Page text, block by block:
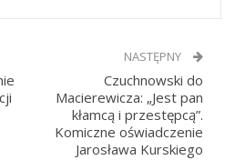
NASTĘPNY
Czuchnowski do
Macierewicza: „Jest pan
kłamcą i przestępcą”.
Komiczne oświadczenie
Jarosława Kurskiego